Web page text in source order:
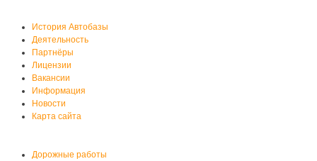
История Автобазы
Деятельность
Партнёры
Лицензии
Вакансии
Информация
Новости
Карта сайта
Дорожные работы